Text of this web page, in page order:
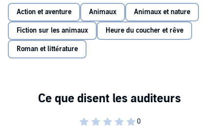
Action et aventure Animaux Animaux et nature
Fiction sur les animaux Heure du coucher et rêve
Roman et littérature